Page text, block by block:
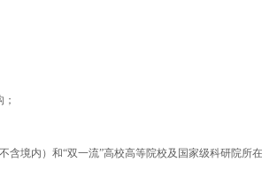
境内）和“双一流”高校高等院校及国家级科研院所